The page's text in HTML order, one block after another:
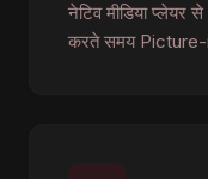
नेटिव मीडिया प्लेयर
करते समय